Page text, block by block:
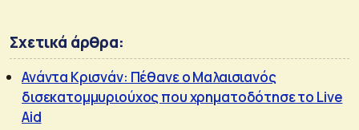
Σχετικά άρθρα:
Ανάντα Κρισνάν: Πέθανε ο Μαλαισιανός
δισεκατομμυριούχος που χρηματοδότησε το Live
Aid